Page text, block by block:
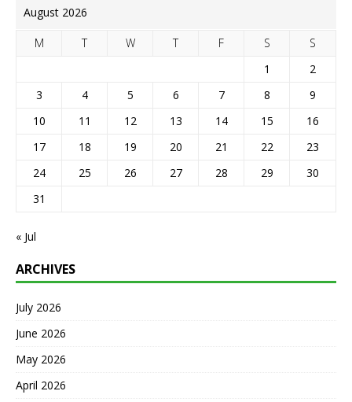
August 2026
M T W T F S
S
1
2
3
4 5 6 7 8
9
10
11 12 13 14 15
16
17
18 19 20 21 22
23
24
25 26 27 28 29
30
31
« Jul
ARCHIVES
July 2026
June 2026
May 2026
April 2026